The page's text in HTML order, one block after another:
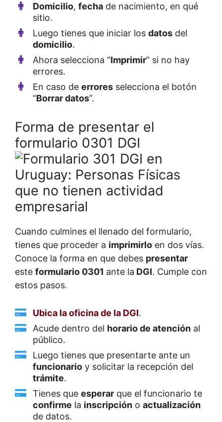
Domicilio, fecha de nacimiento, en qué
sitio.
Luego tienes que iniciar los datos del
domicilio.
Ahora selecciona “Imprimir” si no hay
errores.
En caso de errores selecciona el botón
“Borrar datos”.
Forma de presentar el
formulario 0301 DGI
Cuando culmines el llenado del formulario,
tienes que proceder a imprimirlo en dos vías.
Conoce la forma en que debes presentar
este formulario 0301 ante la DGI. Cumple con
estos pasos.
Ubica la oficina de la DGI.
Acude dentro del horario de atención al
público.
Luego tienes que presentarte ante un
funcionario y solicitar la recepción del
trámite.
Tienes que esperar que el funcionario te
confirme la inscripción o actualización
de datos.